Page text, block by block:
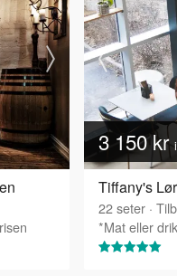
3 150 kr
Tiffany's
22seter ·
*Mat eller